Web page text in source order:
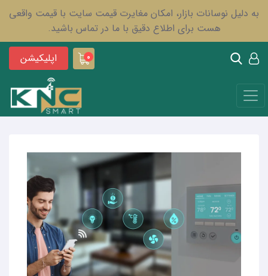
به دلیل نوسانات بازار، امکان مغایرت قیمت سایت با قیمت واقعی
هست برای اطلاع دقیق با ما در تماس باشید.
0 اپلیکیشن